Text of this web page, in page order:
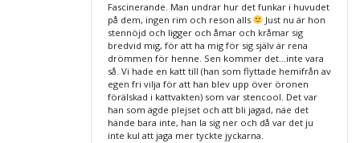
Fascinerande. Man undrar hur det funkar i huvudet
på dem, ingen rim och reson alls
Just nu är hon
stennöjd och ligger och åmar och kråmar sig
bredvid mig, för att ha mig för sig själv är rena
drömmen för henne. Sen kommer det…inte vara
så. Vi hade en katt till (han som flyttade hemifrån av
egen fri vilja för att han blev upp över öronen
förälskad i kattvakten) som var stencool. Det var
han som ägde plejset och att bli jagad, näe det
hände bara inte, han la sig ner och då var det ju
inte kul att jaga mer tyckte jyckarna.